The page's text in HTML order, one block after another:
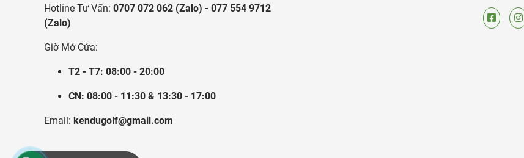
Hotline Tư Vấn: 0707 072 062 (Zalo) - 077 554 9712
(Zalo)
Giờ Mở Cửa:
T2 - T7: 08:00 - 20:00
CN: 08:00 - 11:30 & 13:30 - 17:00
Email: kendugolf@gmail.com